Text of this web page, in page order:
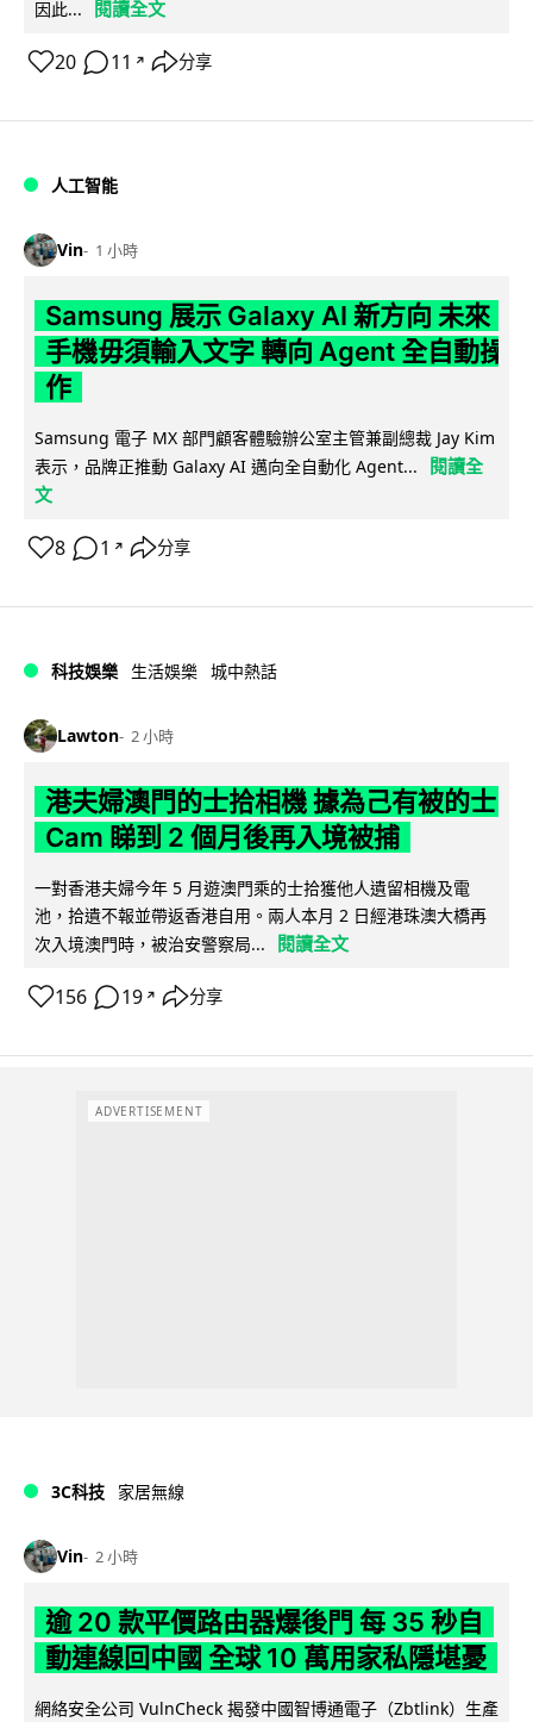
因此...
閱讀全文
20 11 ↗ 分享
人工智能
Vin 1 小時
Samsung 展示 Galaxy AI 新方向 未來
手機毋須輸入文字 轉向 Agent 全自動操
作
Samsung 電子 MX 部門顧客體驗辦公室主管兼副總裁 Jay Kim
表示，品牌正推動 Galaxy AI 邁向全自動化 Agent...
閱讀全
文
8 1 ↗ 分享
科技娛樂 生活娛樂 城中熱話
Lawton 2 小時
港夫婦澳門的士拾相機 據為己有被的士
Cam 睇到 2 個月後再入境被捕
一對香港夫婦今年 5 月遊澳門乘的士拾獲他人遺留相機及電
池，拾遺不報並帶返香港自用。兩人本月 2 日經港珠澳大橋再
次入境澳門時，被治安警察局...
閱讀全文
156 19 ↗ 分享
ADVERTISEMENT
3C科技 家居無線
Vin 2 小時
逾 20 款平價路由器爆後門 每 35 秒自
動連線回中國 全球 10 萬用家私隱堪憂
網絡安全公司 VulnCheck 揭發中國智博通電子（Zbtlink）生產